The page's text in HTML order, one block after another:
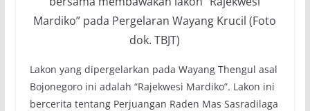
Mardiko” pada Pergelaran Wayang Krucil (Foto
dok. TBJT)
Lakon yang dipergelarkan pada Wayang Thengul asal
Bojonegoro ini adalah “Rajekwesi Mardiko”. Lakon ini
bercerita tentang Perjuangan Raden Mas Sasradilaga